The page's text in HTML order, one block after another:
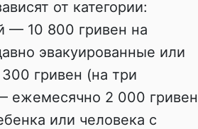
от категории:
— 10 800 гривен на
эвакуированные или
гривен (на три
ежемесячно 2 000 гривен
или человека с